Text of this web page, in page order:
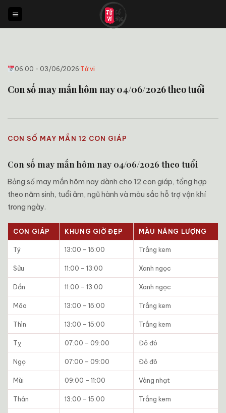
qua
nội
06:00 - 03/06/2026·Tử vi
Con số may mắn hôm nay 04/06/2026 theo tuổi
CON SỐ MAY MẮN 12 CON GIÁP
Con số may mắn hôm nay 04/06/2026 theo tuổi
Bảng số may mắn hôm nay dành cho 12 con giáp, tổng hợp
theo năm sinh, tuổi âm, ngũ hành và màu sắc hỗ trợ vận khí
trong ngày.
CON GIÁP KHUNG GIỜ ĐẸP MÀU NĂNG LƯỢNG
Tý 13:00 – 15:00 Trắng kem
Sửu 11:00 – 13:00 Xanh ngọc
Dần 11:00 – 13:00 Xanh ngọc
Mão 13:00 – 15:00 Trắng kem
Thìn 13:00 – 15:00 Trắng kem
Tỵ 07:00 – 09:00 Đỏ đô
Ngọ 07:00 – 09:00 Đỏ đô
Mùi 09:00 – 11:00 Vàng nhạt
Thân 13:00 – 15:00 Trắng kem